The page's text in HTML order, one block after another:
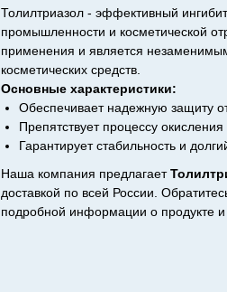
Толилтриазол - эффективный
промышленности и косметической
применения и является
косметических средств.
Основные характеристики:
Обеспечивает надежную защиту
Препятствует процессу
Гарантирует стабильность и
Наша компания предлагает
доставкой по всей России.
подробной информации о продукте и